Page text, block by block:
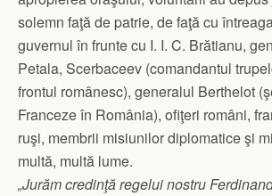
solemn faţă de patrie, de faţă cu
guvernul în frunte cu I. I. C. Brătianu,
Petala, Scerbaceev (comandantul
frontul românesc), generalul Berthelot
Franceze în România), ofiţeri români,
ruşi, membrii misiunilor diplomatice şi
multă, multă lume.
„Jurăm credinţă regelui nostru